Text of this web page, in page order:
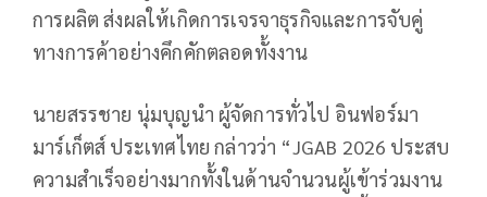
การผลิต ส่งผลให้เกิดการเจรจาธุรกิจและการจับคู่
ทางการค้าอย่างคึกคักตลอดทั้งงาน
นายสรรชาย นุ่มบุญนำ ผู้จัดการทั่วไป อินฟอร์มา
มาร์เก็ตส์ ประเทศไทย กล่าวว่า “JGAB 2026 ประสบ
ความสำเร็จอย่างมากทั้งในด้านจำนวนผู้เข้าร่วมงาน